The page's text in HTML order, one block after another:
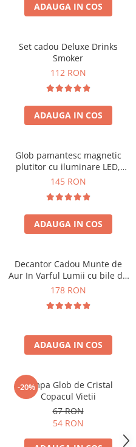
ADAUGA IN COS
Set cadou Deluxe Drinks
Smoker
112 RON
ADAUGA IN COS
Glob pamantesc magnetic
plutitor cu iluminare LED,
Forma C
145 RON
ADAUGA IN COS
Decantor Cadou Munte de
Aur In Varful Lumii cu bile de
curatare
178 RON
ADAUGA IN COS
-20%
Lampa Glob de Cristal
Copacul Vietii
67 RON
54 RON